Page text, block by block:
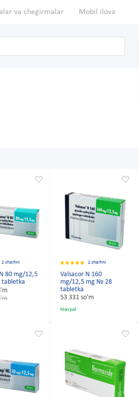
va chegirmalar Mobil ilova
2 sharhni
80 mg/12,5
2 sharhni
Valsacor N 160
mg/12,5 mg № 28
tabletka
53 331 so'm
Mavjud